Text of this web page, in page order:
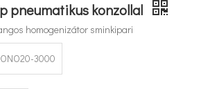
pneumatikus konzollal
homogenizátor sminkipari
3000